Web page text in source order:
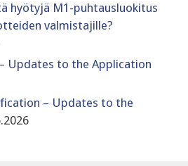
hyötyjä M1-puhtausluokitus
valmistajille?
Updates to the Application
– Updates to the